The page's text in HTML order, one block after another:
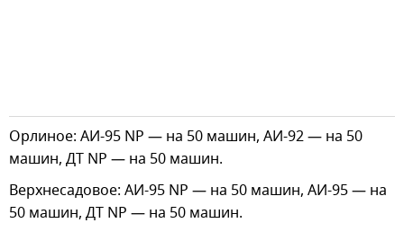
Орлиное: АИ-95 NP — на 50 машин, АИ-92 — на 50
машин, ДТ NP — на 50 машин.
Верхнесадовое: АИ-95 NP — на 50 машин, АИ-95 — на
50 машин, ДТ NP — на 50 машин.